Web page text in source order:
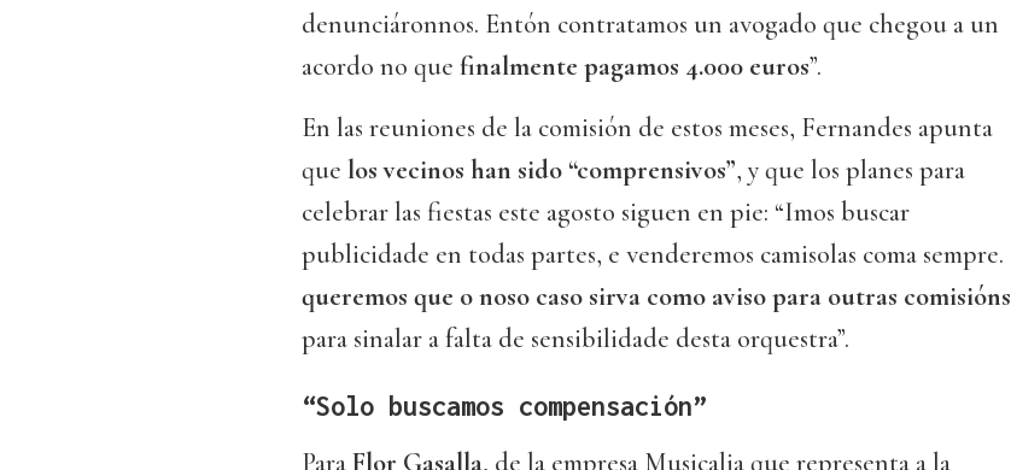
denunciáronnos. Entón contratamos un avogado que chegou a un
acordo no que finalmente pagamos 4.000 euros”.
En las reuniones de la comisión de estos meses, Fernandes apunta
que los vecinos han sido “comprensivos”, y que los planes para
celebrar las fiestas este agosto siguen en pie: “Imos buscar
publicidade en todas partes, e venderemos camisolas coma sempre.
queremos que o noso caso sirva como aviso para outras comisións
para sinalar a falta de sensibilidade desta orquestra”.
“Solo buscamos compensación”
ParaFlor Gasalla, de la empresa Musicalia que representa a la